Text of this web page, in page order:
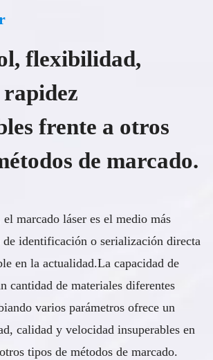
flexibilidad,
frente a otros
de marcado.
marcado láser es el medio más
identificación o serialización directa
en la actualidad.La capacidad de
cantidad de materiales diferentes
varios parámetros ofrece un
calidad y velocidad insuperables en
tipos de métodos de marcado.